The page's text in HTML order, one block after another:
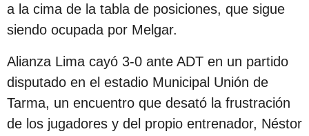
ñ
o
a la cima de la tabla de posiciones, que sigue
siendo ocupada por Melgar.
Alianza Lima cayó 3-0 ante ADT en un partido
disputado en el estadio Municipal Unión de
Tarma, un encuentro que desató la frustración
de los jugadores y del propio entrenador, Néstor